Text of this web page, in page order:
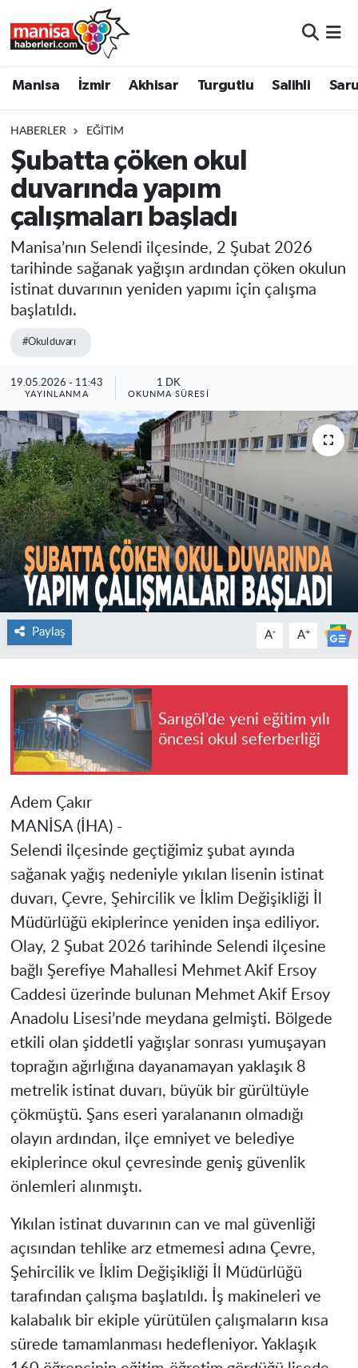
Manisa İzmir Akhisar Turgutlu Salihli
HABERLER EĞITIM
Şubatta çöken okul
duvarında yapım
çalışmaları başladı
Manisa’nın Selendi ilçesinde, 2 Şubat 2026
tarihinde sağanak yağışın ardından çöken okulun
istinat duvarının yeniden yapımı için çalışma
başlatıldı.
#Okul duvarı
19.05.2026 - 11:43
YAYINLANMA
1 DK
OKUNMA SÜRESI
Paylaş A- A+
Sarıgöl’de yeni eğitim yılı
öncesi okul seferberliği
Adem Çakır
MANİSA (İHA) -
Selendi ilçesinde geçtiğimiz şubat ayında
sağanak yağış nedeniyle yıkılan lisenin istinat
duvarı, Çevre, Şehircilik ve İklim Değişikliği İl
Müdürlüğü ekiplerince yeniden inşa ediliyor.
Olay, 2 Şubat 2026 tarihinde Selendi ilçesine
bağlı Şerefiye Mahallesi Mehmet Akif Ersoy
Caddesi üzerinde bulunan Mehmet Akif Ersoy
Anadolu Lisesi’nde meydana gelmişti. Bölgede
etkili olan şiddetli yağışlar sonrası yumuşayan
toprağın ağırlığına dayanamayan yaklaşık 8
metrelik istinat duvarı, büyük bir gürültüyle
çökmüştü. Şans eseri yaralananın olmadığı
olayın ardından, ilçe emniyet ve belediye
ekiplerince okul çevresinde geniş güvenlik
önlemleri alınmıştı.
Yıkılan istinat duvarının can ve mal güvenliği
açısından tehlike arz etmemesi adına Çevre,
Şehircilik ve İklim Değişikliği İl Müdürlüğü
tarafından çalışma başlatıldı. İş makineleri ve
kalabalık bir ekiple yürütülen çalışmaların kısa
sürede tamamlanması hedefleniyor. Yaklaşık
Turgutlu
Salihli
Saruhanlı
Soma
Resmi İlanlar
Manisa Nöbetçi Eczaneler
Manisa Trafik Yoğunluk Haritası
Süper Lig Puan Durumu ve Fikstür
Tüm Manşetler
Son Dakika Haberleri
Haber Arşivi